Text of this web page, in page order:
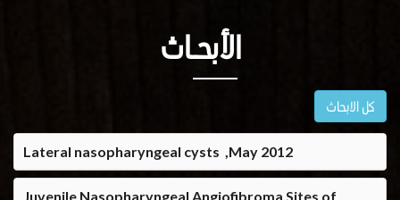
الأبحــاث
كل الابحاث
Lateral nasopharyngeal cysts ,May 2012
Juvenile Nasopharyngeal Angiofibroma Sites of